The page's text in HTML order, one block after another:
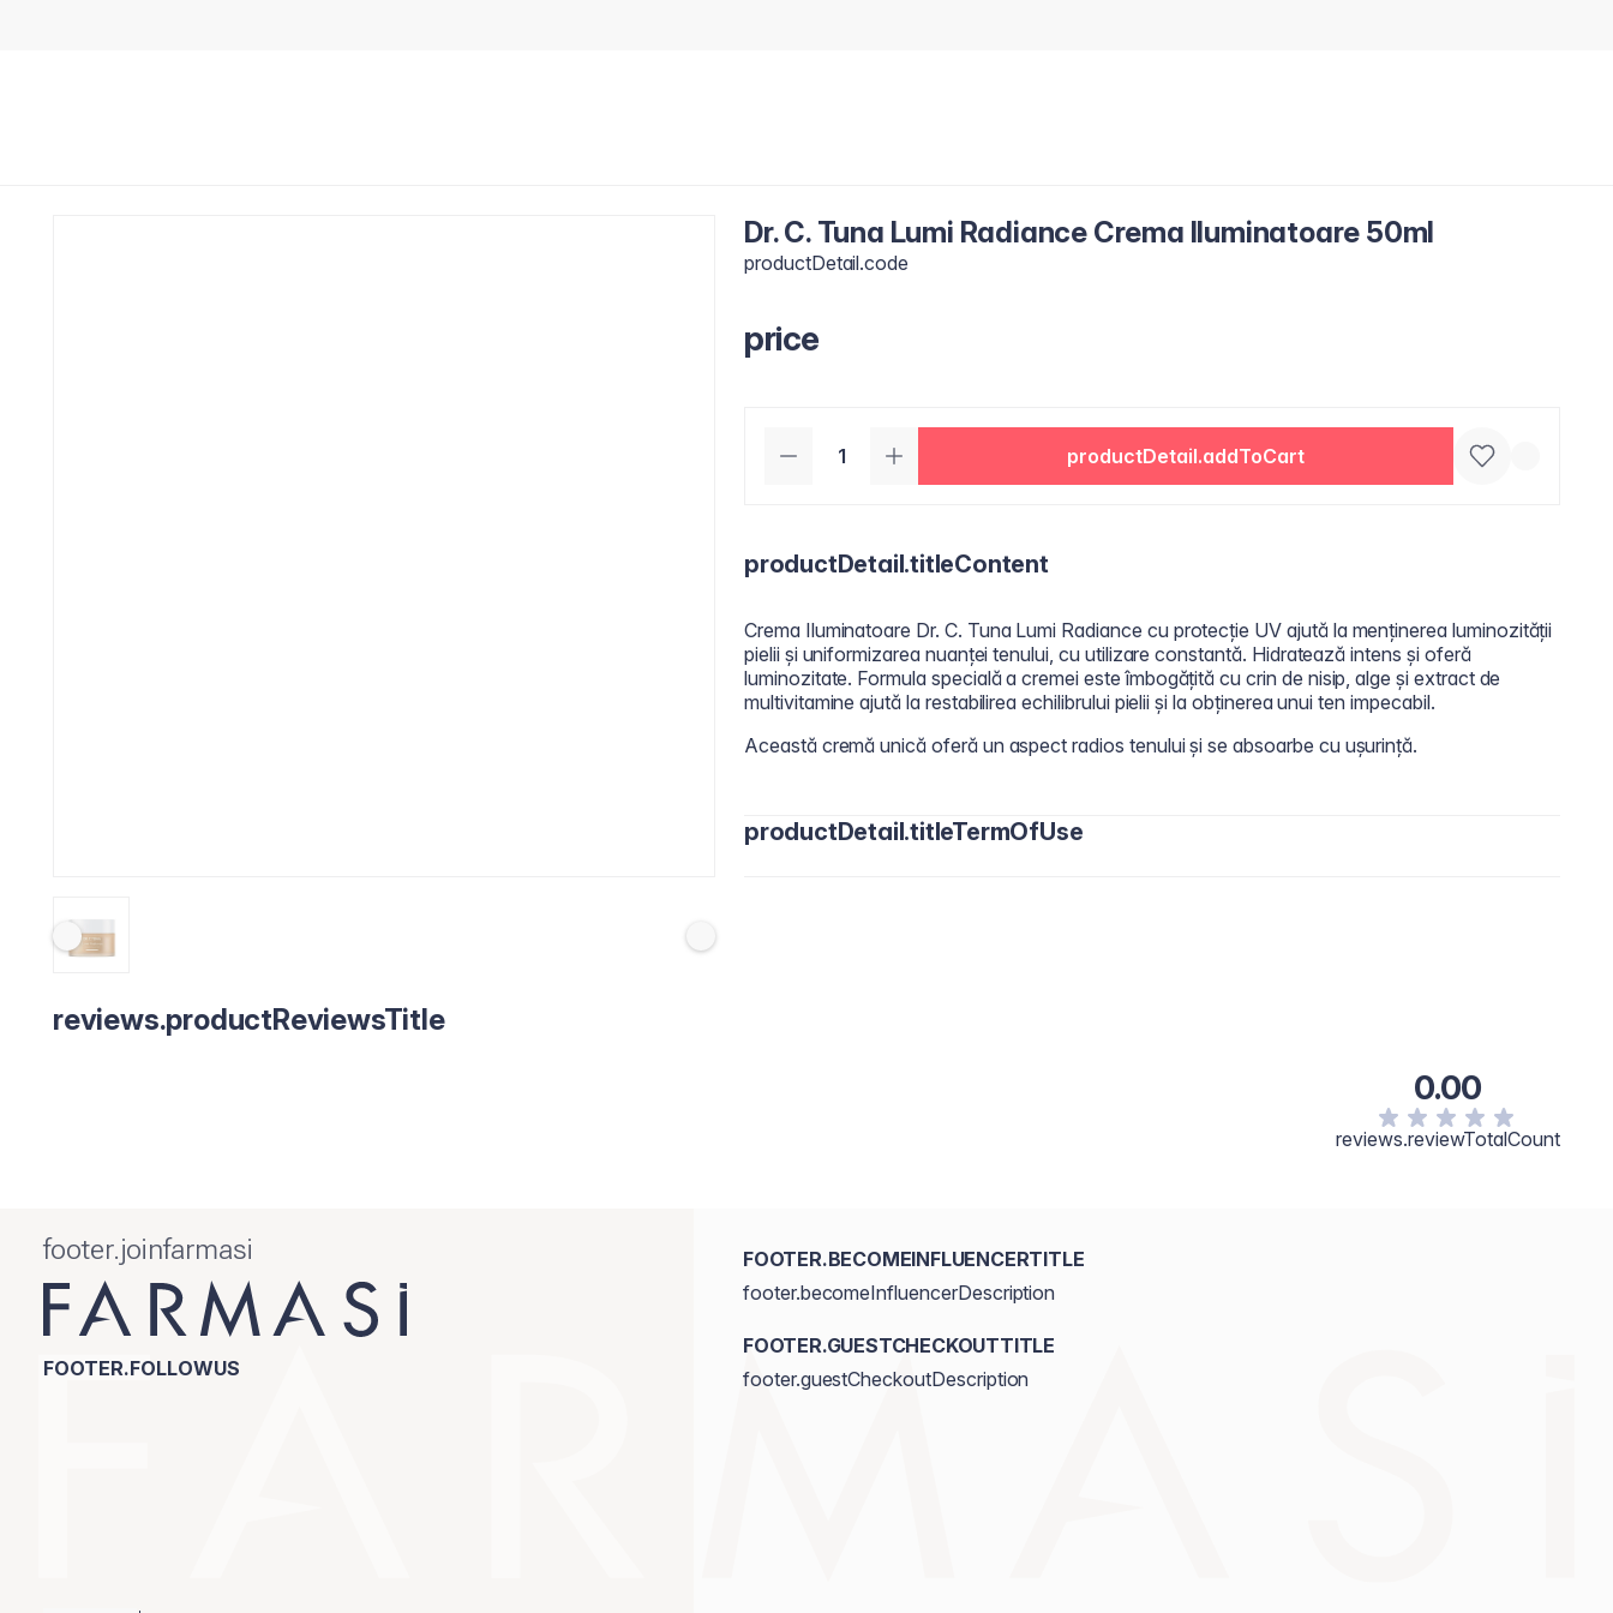
Dr. C. Tuna Lumi Radiance Crema Iluminatoare 50ml
productDetail.code
price
productDetail.addToCart
productDetail.titleContent
Crema Iluminatoare Dr. C. Tuna Lumi Radiance cu protecție UV ajută la menținerea luminozității
pielii și uniformizarea nuanței tenului, cu utilizare constantă. Hidratează intens și oferă
luminozitate. Formula specială a cremei este îmbogățită cu crin de nisip, alge și extract de
multivitamine ajută la restabilirea echilibrului pielii și la obținerea unui ten impecabil.
Această cremă unică oferă un aspect radios tenului și se absoarbe cu ușurință.
productDetail.titleTermOfUse
reviews.productReviewsTitle
0.00
reviews.reviewTotalCount
footer.joinfarmasi
FOOTER.FOLLOWUS
FOOTER.BECOMEINFLUENCERTITLE
footer.becomeInfluencerDescription
FOOTER.GUESTCHECKOUTTITLE
footer.guestCheckoutDescription